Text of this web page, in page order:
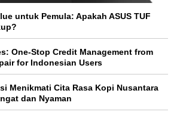
untuk Pemula: Apakah ASUS TUF
One-Stop Credit Management from
for Indonesian Users
Menikmati Cita Rasa Kopi Nusantara
dan Nyaman